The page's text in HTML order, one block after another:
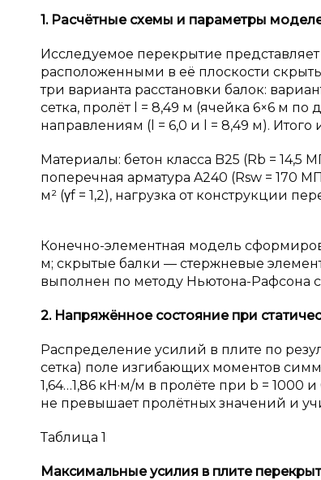
1. Расчётные схемы и параметры
Исследуемое перекрытие
расположенными в её плоскости
три варианта расстановки балок:
сетка, пролёт l = 8,49 м (ячейка 6×6 м
направлениям (l = 6,0 и l = 8,49 м). Итого
Материалы: бетон класса B25 (Rb = 14,5
поперечная арматура A240 (Rsw = 170
м² (γf = 1,2), нагрузка от конструкции
Конечно-элементная модель
м; скрытые балки — стержневые
выполнен по методу Ньютона-Рафсона
2. Напряжённое состояние при
Распределение усилий в плите по
сетка) поле изгибающих моментов
1,64…1,86 кН·м/м в пролёте при b = 1000
не превышает пролётных значений и
Таблица 1
Максимальные усилия в плите